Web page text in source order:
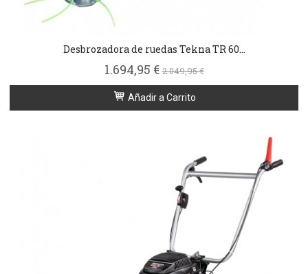
Desbrozadora de ruedas Tekna TR 60...
1.694,95 €2.049,95 €
Añadir a Carrito